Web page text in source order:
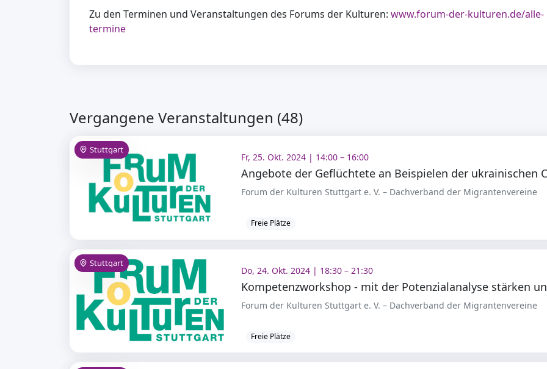
Zu den Terminen und Veranstaltungen des Forums der Kulturen: www.forum-der-kulturen.de/alle-
termine
Vergangene Veranstaltungen (48)
Stuttgart
Fr, 25. Okt. 2024 | 14:00 – 16:00
Forum der Kulturen Stuttgart e. V. – Dachverband der Migrantenvereine
Freie Plätze
Stuttgart
Do, 24. Okt. 2024 | 18:30 – 21:30
Forum der Kulturen Stuttgart e. V. – Dachverband der Migrantenvereine
Freie Plätze